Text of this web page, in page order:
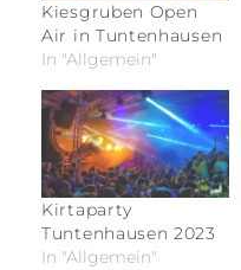
Kiesgruben Open
Air in Tuntenhausen
In "Allgemein"
Kirtaparty
Tuntenhausen 2023
In "Allgemein"